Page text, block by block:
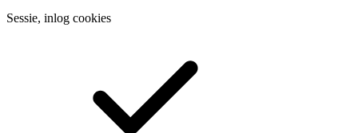
Sessie, inlog cookies